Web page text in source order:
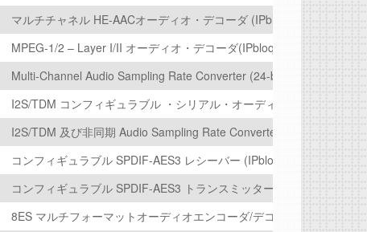
マルチチャネル HE-AACオーディオ・デコーダ (IPbloq社 IPB-AAC-
MPEG-1/2 – Layer I/II オーディオ・デコーダ(IPbloq社 IPB-MPEG-SD)
Multi-Channel Audio Sampling Rate Converter (24-bit -130dB)
I2S/TDM コンフィギュラブル ・シリアル・オーディオ・インターフ
I2S/TDM 及び非同期 Audio Sampling Rate Converters (IPbloq社 IPB-
コンフィギュラブル SPDIF-AES3 レシーバー (IPbloq社 IPB-SPDIF-
コンフィギュラブル SPDIF-AES3 トランスミッター (IPbloq社 IPB-
8ES マルチフォーマットオーディオエンコーダ/デコーダ (CoreWorks